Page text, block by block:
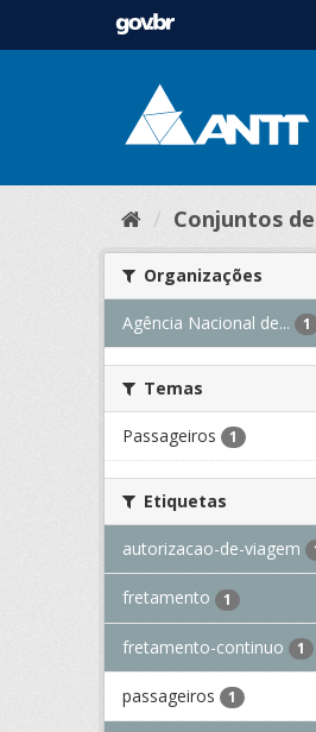
Conjuntos
Organizações
Agência Nacional de... 1
Temas
Passageiros 1
Etiquetas
autorizacao-de-viagem
fretamento 1
fretamento-continuo 1
passageiros 1